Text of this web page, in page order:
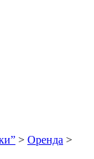
> Оренда >